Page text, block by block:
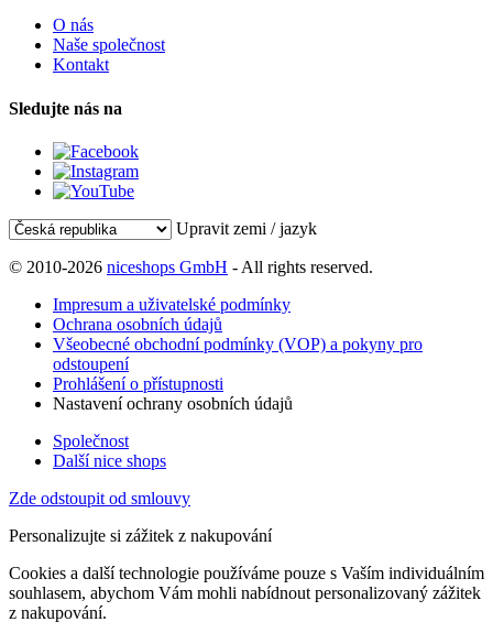
O nás
Naše společnost
Kontakt
Sledujte nás na
Upravit zemi / jazyk
© 2010-2026 niceshops GmbH - All rights reserved.
Impresum a uživatelské podmínky
Ochrana osobních údajů
Všeobecné obchodní podmínky (VOP) a pokyny pro
odstoupení
Prohlášení o přístupnosti
Nastavení ochrany osobních údajů
Společnost
Další nice shops
Zde odstoupit od smlouvy
Personalizujte si zážitek z nakupování
Cookies a další technologie používáme pouze s Vaším individuálním
souhlasem, abychom Vám mohli nabídnout personalizovaný zážitek
z nakupování.